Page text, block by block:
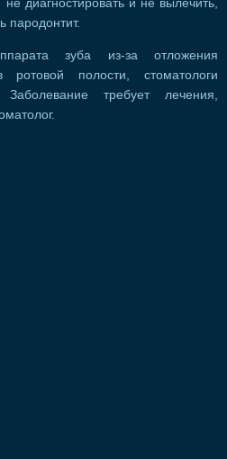
диагностировать и не вылечить,
пародонтит.
зуба из-за отложения
ротовой полости, стоматологи
требует лечения,